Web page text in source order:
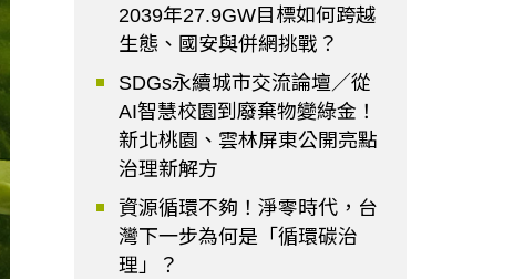
2039年27.9GW目標如何跨越
生態、國安與併網挑戰？
SDGs永續城市交流論壇／從
AI智慧校園到廢棄物變綠金！
新北桃園、雲林屏東公開亮點
治理新解方
資源循環不夠！淨零時代，台
灣下一步為何是「循環碳治
理」？